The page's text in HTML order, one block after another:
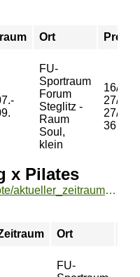
Ort Preis
FU-
Sportraum
Forum
Steglitz -
Raum
Soul,
klein
16/
27/
27/
36 €
x Pilates
https://www.fu-sport.de/angebote/aktueller_zeitraum/_Functional_Training_x_Pilates.html
Ort
FU-